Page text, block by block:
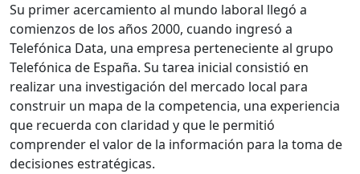
Su primer acercamiento al mundo laboral llegó a
comienzos de los años 2000, cuando ingresó a
Telefónica Data, una empresa perteneciente al grupo
Telefónica de España. Su tarea inicial consistió en
realizar una investigación del mercado local para
construir un mapa de la competencia, una experiencia
que recuerda con claridad y que le permitió
comprender el valor de la información para la toma de
decisiones estratégicas.